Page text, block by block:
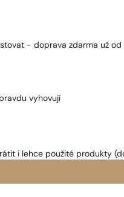
- doprava zdarma už
vyhovují
i lehce použité produkty